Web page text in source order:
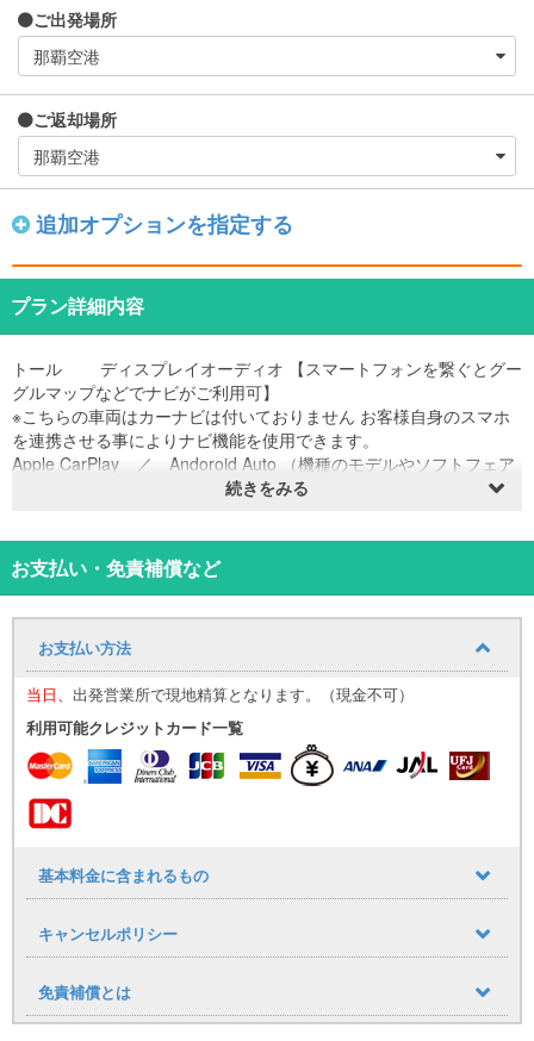
ご出発場所
ご返却場所
追加オプションを指定する
プラン詳細内容
トール ディスプレイオーディオ 【スマートフォンを繋ぐとグー
グルマップなどでナビがご利用可】
※こちらの車両はカーナビは付いておりません お客様自身のスマホ
を連携させる事によりナビ機能を使用できます。
Apple CarPlay ／ Andoroid Auto （機種のモデルやソフトフェア
のバージョンにより使用できない場合が ありますので、あらかじめ
※レンタル用ケーブルは純正品ではございませんので 接続に関して
の保証は出来かねます。 お客様のケーブルもご用意いただきますよ
・ご利用当日は必ず免許証をご持参ください。
『那覇空港から営業所』と『ゆいレール（赤嶺駅）から営業所』へ
の無料送迎も行っております。
送迎ご希望の方はお気軽にお問合せください。(要予約)
送迎時間 ～ 18：30
営業時間 09：00 ～ 19：00
※飛行機の到着が18：30以降のお客様は大変申し訳ございません
那覇空港送迎（飛行機の到着時間に合わせてお迎えに行きます）
那覇空港⇔店舗までの所要時間
那覇空港国内線ターミナル1階前の中央レーン、レンタカー乗り場
（看板案内番号10番）
送迎車が見当たらない場合は、ダイハツレンタカーまでお電話下さ
い。
続きをみる
お支払い・免責補償など
お支払い方法
当日、出発営業所で現地精算となります。（現金不可）
利用可能クレジットカード一覧
基本料金に含まれるもの
キャンセルポリシー
免責補償とは